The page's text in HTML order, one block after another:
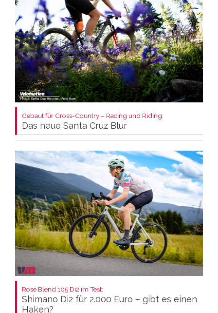
Gebaut für Cross-Country – Racing und Riding:
Das neue Santa Cruz Blur
Rose Blend 105 Di2 im Test:
Shimano Di2 für 2.000 Euro – gibt es einen
Haken?